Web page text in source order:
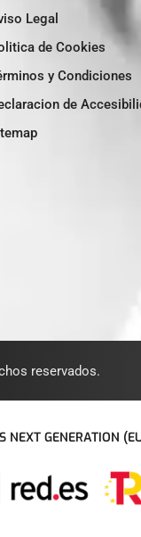
Legal
de Cookies
y Condiciones
de
reservados.
GENERATION